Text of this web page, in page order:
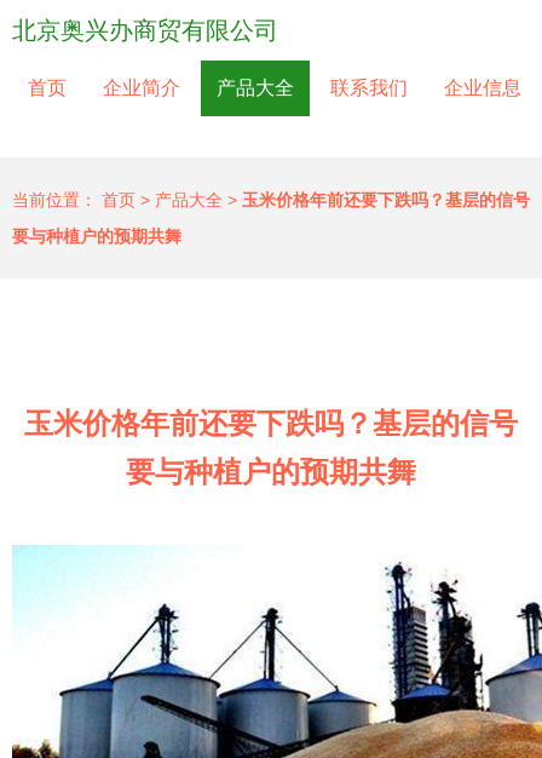
北京奥兴办商贸有限公司
首页 企业简介 产品大全 联系我们 企业信息
当前位置： 首页 > 产品大全 > 玉米价格年前还要下跌吗？基层的信号
要与种植户的预期共舞
玉米价格年前还要下跌吗？基层的信号
要与种植户的预期共舞